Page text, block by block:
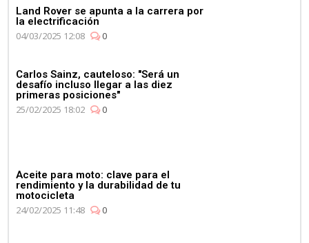
Land Rover se apunta a la carrera por
la electrificación
04/03/2025 12:08
0
Carlos Sainz, cauteloso: "Será un
desafío incluso llegar a las diez
primeras posiciones"
25/02/2025 18:02
0
Aceite para moto: clave para el
rendimiento y la durabilidad de tu
motocicleta
24/02/2025 11:48
0